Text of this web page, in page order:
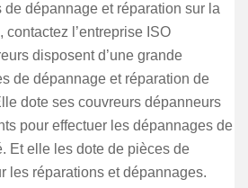
de dépannage et réparation sur la
contactez l’entreprise ISO
disposent d’une grande
de dépannage et réparation de
dote ses couvreurs dépanneurs
pour effectuer les dépannages de
Et elle les dote de pièces de
les réparations et dépannages.